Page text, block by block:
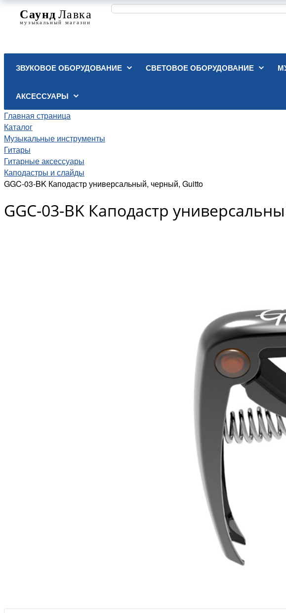
ЗВУКОВОЕ ОБОРУДОВАНИЕ СВЕТОВОЕ ОБОРУДОВАНИЕ
АКСЕССУАРЫ
Главная страница
Каталог
Музыкальные инструменты
Гитары
Гитарные аксессуары
Каподастры и слайды
GGC-03-BK Каподастр универсальный, черный, Guitto
GGC-03-BK Каподастр